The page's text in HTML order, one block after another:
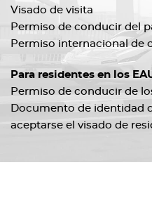
Visado de visita
Permiso de conducir del
Permiso internacional de
Para residentes en los
Permiso de conducir de
Documento de identidad
aceptarse el visado de